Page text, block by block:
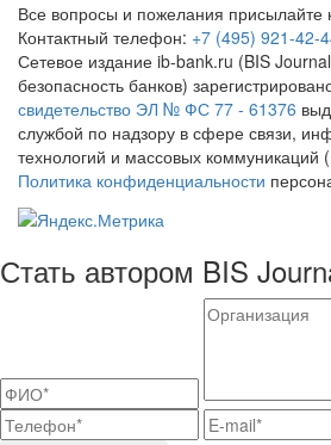
Все вопросы и пожелания присылайте
Контактный телефон: +7 (495) 921-42-
Сетевое издание ib-bank.ru (BIS
безопасность банков)
свидетельство ЭЛ № ФС 77 - 61376
службой по надзору в сфере связи,
технологий и массовых коммуникаций
Политика конфиденциальности
Стать автором BIS